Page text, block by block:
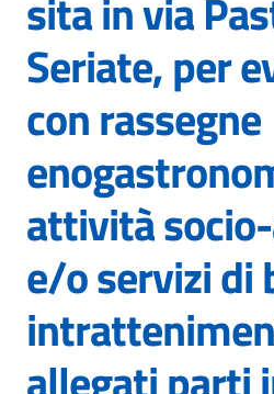
sita in via
Seriate, per
con rassegne
attività
e/o servizi di